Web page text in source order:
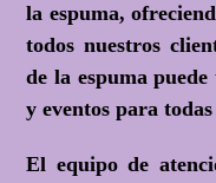
la espuma,
todos nuestros
de la espuma
y eventos para
El equipo de